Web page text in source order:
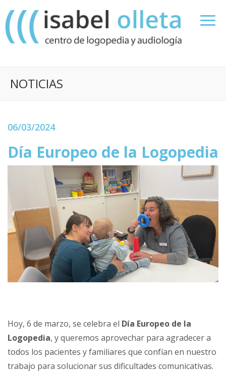
NOTICIAS
06/03/2024
Día Europeo de la Logopedia
Hoy, 6 de marzo, se celebra el Día Europeo de la
Logopedia, y queremos aprovechar para agradecer a
todos los pacientes y familiares que confían en nuestro
trabajo para solucionar sus dificultades comunicativas.